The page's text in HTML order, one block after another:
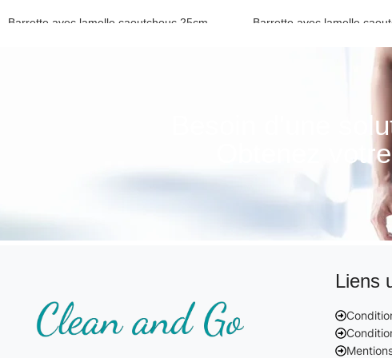
Barrette avec lamelle caoutchouc 25cm Barrette avec lamelle
Poignéé vitre et
Besoin d'une
Obtenez
Liens